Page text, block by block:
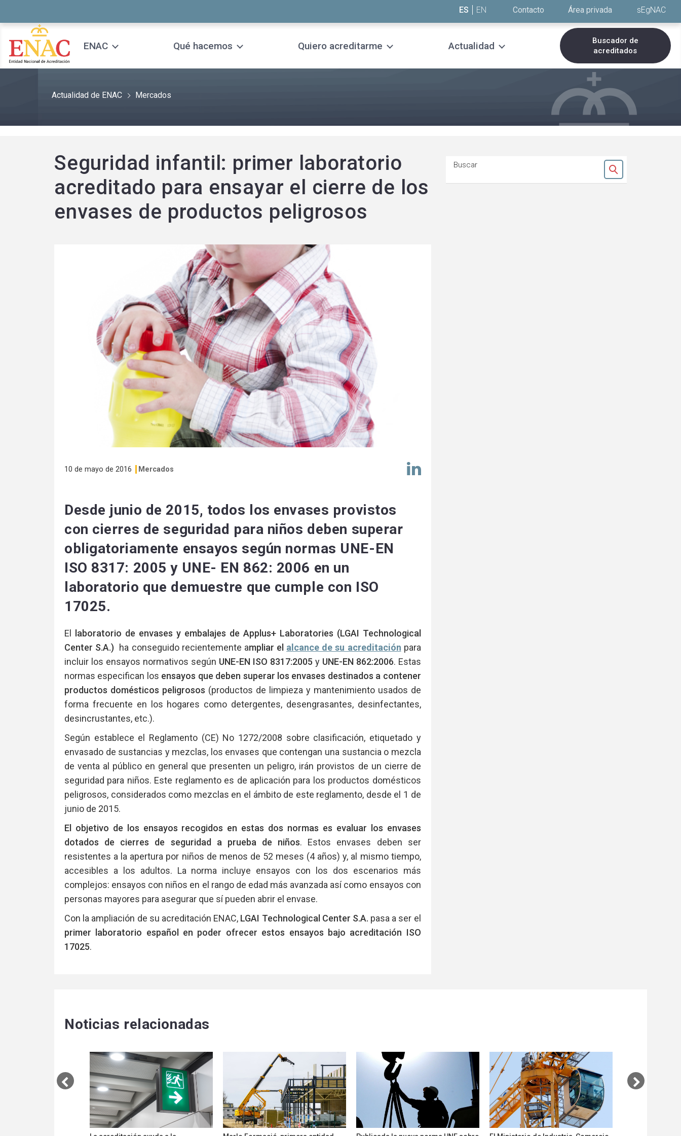
ES EN Contacto Área privada sEgNAC
ENAC Qué hacemos Quiero acreditarme Actualidad
Buscador de
acreditados
Actualidad de ENAC Mercados
Seguridad infantil: primer laboratorio
acreditado para ensayar el cierre de los
envases de productos peligrosos
10 de mayo de 2016 Mercados Compartir
en
Desde junio de 2015, todos los envases provistos
con cierres de seguridad para niños deben superar
obligatoriamente ensayos según normas UNE-EN
ISO 8317: 2005 y UNE- EN 862: 2006 en un
laboratorio que demuestre que cumple con ISO
17025.
El
laboratorio de envases y embalajes de Applus+ Laboratories (LGAI Technological
Center S.A.) ha conseguido recientemente ampliar el alcance de su acreditación para
incluir los ensayos normativos según UNE-EN ISO 8317:2005 y UNE-EN 862:2006. Estas
normas especifican los ensayos que deben superar los envases destinados a contener
productos domésticos peligrosos (productos de limpieza y mantenimiento usados de
forma frecuente en los hogares como detergentes, desengrasantes, desinfectantes,
desincrustantes, etc.).
Según establece el Reglamento (CE) No 1272/2008 sobre clasificación, etiquetado y
envasado de sustancias y mezclas, los envases que contengan una sustancia o mezcla
de venta al público en general que presenten un peligro, irán provistos de un cierre de
seguridad para niños. Este reglamento es de aplicación para los productos domésticos
peligrosos, considerados como mezclas en el ámbito de este reglamento, desde el 1 de
junio de 2015.
El objetivo de los ensayos recogidos en estas dos normas es evaluar los envases
dotados de cierres de seguridad a prueba de niños. Estos envases deben ser
resistentes a la apertura por niños de menos de 52 meses (4 años) y, al mismo tiempo,
accesibles a los adultos. La norma incluye ensayos con los dos escenarios más
complejos: ensayos con niños en el rango de edad más avanzada así como ensayos con
personas mayores para asegurar que sí pueden abrir el envase.
Con la ampliación de su acreditación ENAC, LGAI Technological Center S.A. pasa a ser el
primer laboratorio español en poder ofrecer estos ensayos bajo acreditación ISO
17025.
Noticias relacionadas
Buscar
Ok